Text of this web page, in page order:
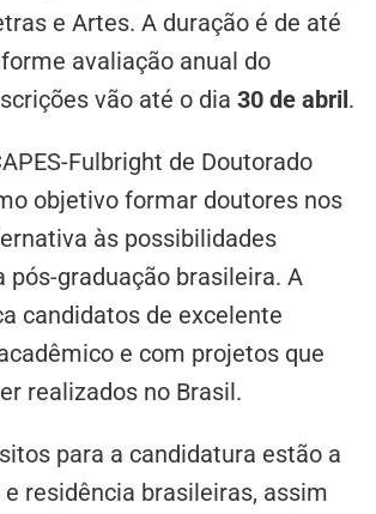
e Artes. A duração é de até
avaliação anual do
vão até o dia 30 de abril.
Fulbright de Doutorado
objetivo formar doutores nos
às possibilidades
pós-graduação brasileira. A
candidatos de excelente
e com projetos que
realizados no Brasil.
para a candidatura estão a
residência brasileiras, assim